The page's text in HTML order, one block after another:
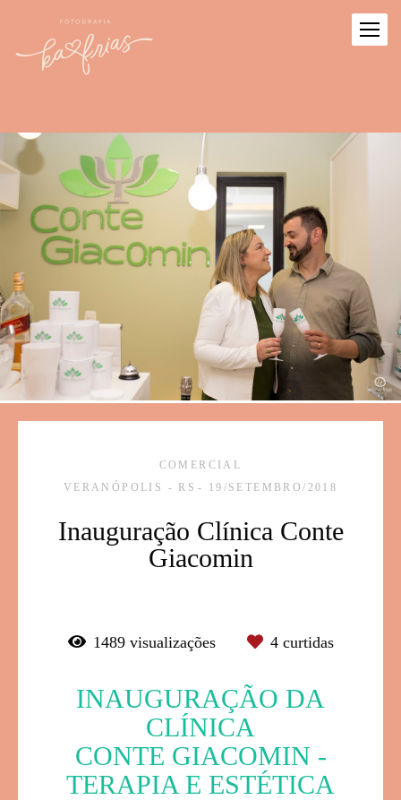
COMERCIAL
VERANÓPOLIS - RS
19/SETEMBRO/2018
Inauguração Clínica Conte
Giacomin
1489visualizações 4curtidas
INAUGURAÇÃO DA
CLÍNICA
CONTE GIACOMIN -
TERAPIA E ESTÉTICA